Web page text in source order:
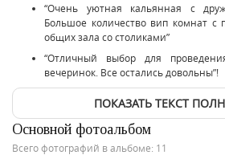
“Очень уютная кальянная с
Большое количество вип комнат с
общих зала со столиками”
“Отличный выбор для
вечеринок. Все остались довольны”!
ПОКАЗАТЬ ТЕКСТ
Основной фотоальбом
Всего фотографий в альбоме: 11